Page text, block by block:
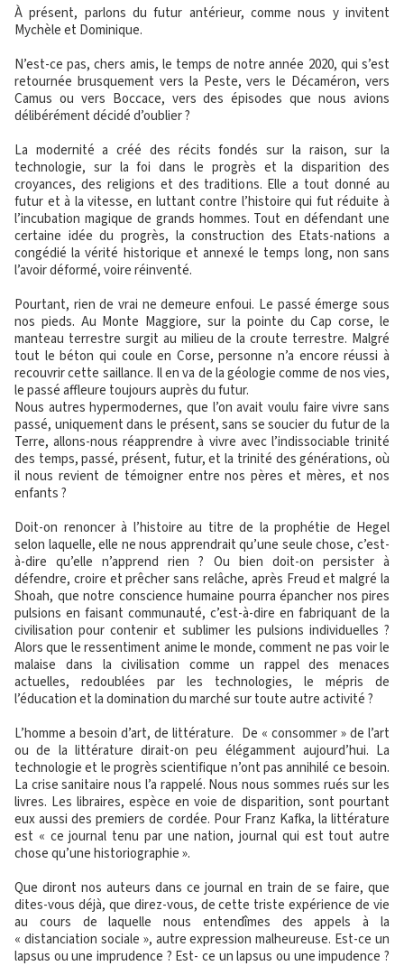
À présent, parlons du futur antérieur, comme nous y invitent
Mychèle et Dominique.
N’est-ce pas, chers amis, le temps de notre année 2020, qui s’est
retournée brusquement vers la Peste, vers le Décaméron, vers
Camus ou vers Boccace, vers des épisodes que nous avions
délibérément décidé d’oublier ?
La modernité a créé des récits fondés sur la raison, sur la
technologie, sur la foi dans le progrès et la disparition des
croyances, des religions et des traditions. Elle a tout donné au
futur et à la vitesse, en luttant contre l’histoire qui fut réduite à
l’incubation magique de grands hommes. Tout en défendant une
certaine idée du progrès, la construction des Etats-nations a
congédié la vérité historique et annexé le temps long, non sans
l’avoir déformé, voire réinventé.
Pourtant, rien de vrai ne demeure enfoui. Le passé émerge sous
nos pieds. Au Monte Maggiore, sur la pointe du Cap corse, le
manteau terrestre surgit au milieu de la croute terrestre. Malgré
tout le béton qui coule en Corse, personne n’a encore réussi à
recouvrir cette saillance. Il en va de la géologie comme de nos vies,
le passé affleure toujours auprès du futur.
Nous autres hypermodernes, que l’on avait voulu faire vivre sans
passé, uniquement dans le présent, sans se soucier du futur de la
Terre, allons-nous réapprendre à vivre avec l’indissociable trinité
des temps, passé, présent, futur, et la trinité des générations, où
il nous revient de témoigner entre nos pères et mères, et nos
enfants ?
Doit-on renoncer à l’histoire au titre de la prophétie de Hegel
selon laquelle, elle ne nous apprendrait qu’une seule chose, c’est-
à-dire qu’elle n’apprend rien ? Ou bien doit-on persister à
défendre, croire et prêcher sans relâche, après Freud et malgré la
Shoah, que notre conscience humaine pourra épancher nos pires
pulsions en faisant communauté, c’est-à-dire en fabriquant de la
civilisation pour contenir et sublimer les pulsions individuelles ?
Alors que le ressentiment anime le monde, comment ne pas voir le
malaise dans la civilisation comme un rappel des menaces
actuelles, redoublées par les technologies, le mépris de
l’éducation et la domination du marché sur toute autre activité ?
L’homme a besoin d’art, de littérature. De « consommer » de l’art
ou de la littérature dirait-on peu élégamment aujourd’hui. La
technologie et le progrès scientifique n’ont pas annihilé ce besoin.
La crise sanitaire nous l’a rappelé. Nous nous sommes rués sur les
livres. Les libraires, espèce en voie de disparition, sont pourtant
eux aussi des premiers de cordée. Pour Franz Kafka, la littérature
est « ce journal tenu par une nation, journal qui est tout autre
chose qu’une historiographie ».
Que diront nos auteurs dans ce journal en train de se faire, que
dites-vous déjà, que direz-vous, de cette triste expérience de vie
au cours de laquelle nous entendîmes des appels à la
« distanciation sociale », autre expression malheureuse. Est-ce un
lapsus ou une imprudence ? Est- ce un lapsus ou une impudence ?